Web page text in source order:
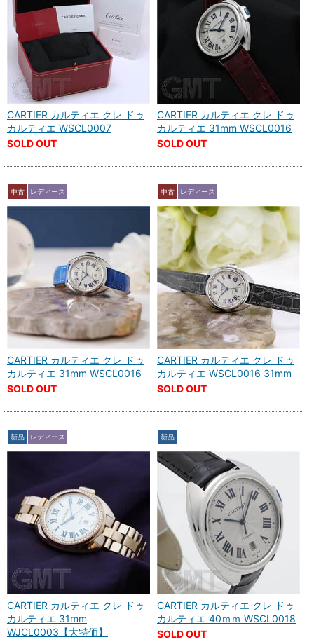
CARTIER カルティエ クレ ドゥ
カルティエ WSCL0007
SOLD OUT
CARTIER カルティエ クレ ドゥ
カルティエ 31mm WSCL0016
SOLD OUT
中古 レディース
CARTIER カルティエ クレ ドゥ
カルティエ 31mm WSCL0016
SOLD OUT
中古 レディース
CARTIER カルティエ クレ ドゥ
カルティエ WSCL0016 31mm
SOLD OUT
新品 レディース
CARTIER カルティエ クレ ドゥ
カルティエ 31mm
WJCL0003【大特価】
新品
CARTIER カルティエ クレ ドゥ
カルティエ 40ｍｍ WSCL0018
SOLD OUT